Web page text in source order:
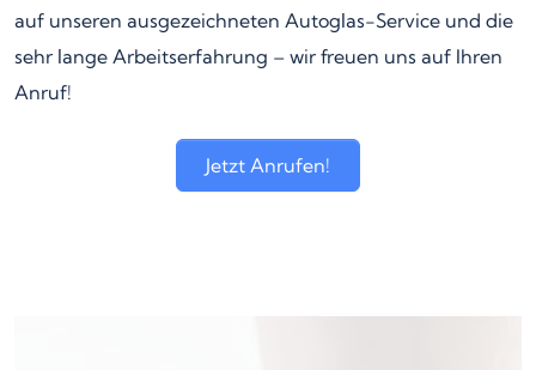
auf unseren ausgezeichneten Autoglas-Service und die
sehr lange Arbeitserfahrung – wir freuen uns auf Ihren
Anruf!
Jetzt Anrufen!